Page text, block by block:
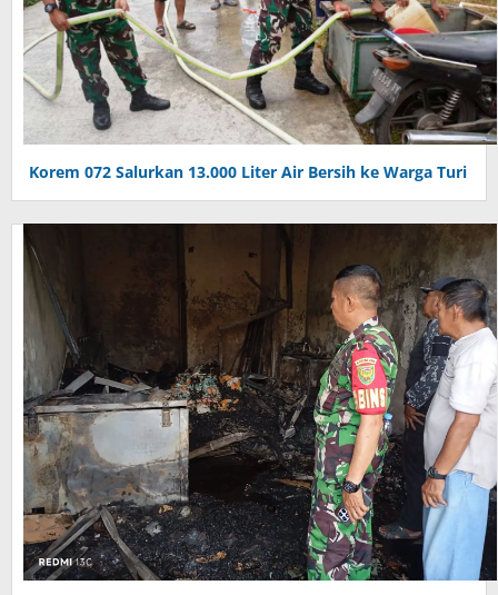
Korem 072 Salurkan 13.000 Liter Air Bersih ke Warga Turi